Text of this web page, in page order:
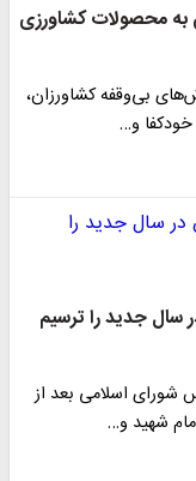
به محصولات کشاورزی
بی‌وقفه کشاورزان،
و…
سال جدید را ترسیم
شورای اسلامی بعد از
شهید و…